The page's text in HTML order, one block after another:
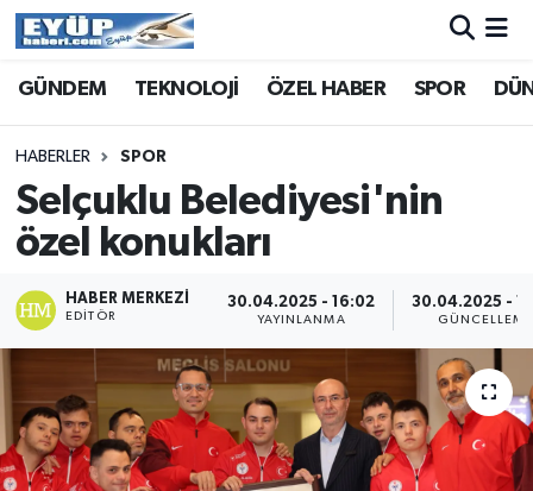
GÜNDEM TEKNOLOJİ ÖZEL HABER SPOR
HABERLER SPOR
Selçuklu Belediyesi'nin
özel konukları
HABER MERKEZI
EDITÖR
30.04.2025 - 16:02
YAYINLANMA
30.04.2025 -
GÜNCELLEME